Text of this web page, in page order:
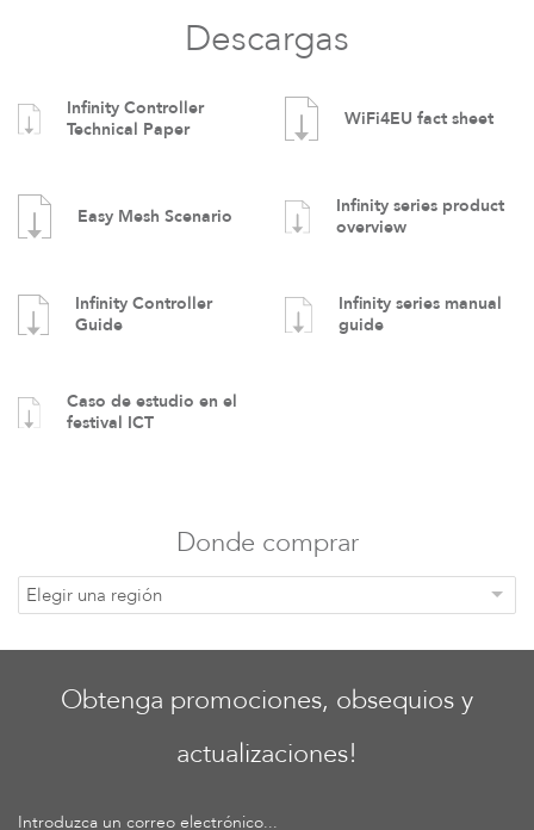
Descargas
Infinity Controller
Technical Paper
WiFi4EU fact sheet
Easy Mesh Scenario
Infinity series product
overview
Infinity Controller
Guide
Infinity series manual
guide
Caso de estudio en el
festival ICT
Donde comprar
Elegir una región
Obtenga promociones, obsequios y
actualizaciones!
Introduzca un correo electrónico...